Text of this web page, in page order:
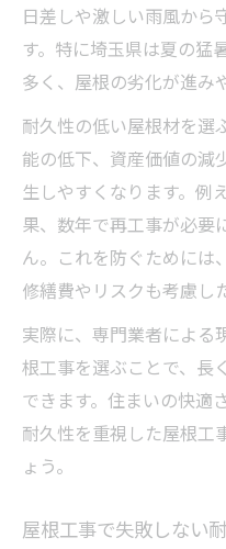
メンテナンスし
方
耐久性重視の屋根
屋根工事の耐
組み
住宅の資産価
耐久性を意識
屋根工事の耐
屋根工事で埼玉
日差しや激しい雨風から
す。特に埼玉県は夏の猛
多く、屋根の劣化が進み
耐久性の低い屋根材を選
能の低下、資産価値の減
生しやすくなります。例
果、数年で再工事が必要
ん。これを防ぐためには
修繕費やリスクも考慮し
実際に、専門業者による
根工事を選ぶことで、長
できます。住まいの快適
耐久性を重視した屋根工
ょう。
屋根工事で失敗しない